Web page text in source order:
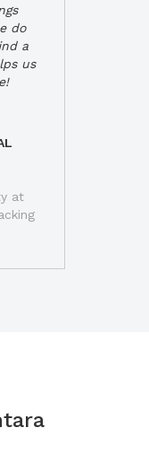
do
a
us
at